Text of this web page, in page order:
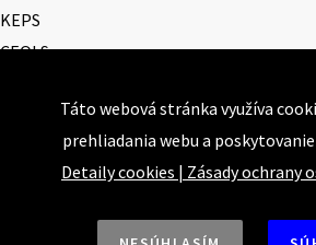
KEPS
CEQLS
Cena Ernesta Valka
Študentská esej
Deň daňového odbremenenia
Táto webová stránka využíva
prehliadania webu a
Detaily cookies | Zásady ochrany